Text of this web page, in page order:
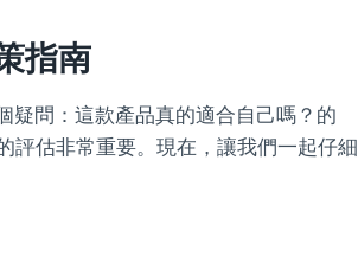
指南
問：這款產品真的適合自己嗎？的
評估非常重要。現在，讓我們一起仔細